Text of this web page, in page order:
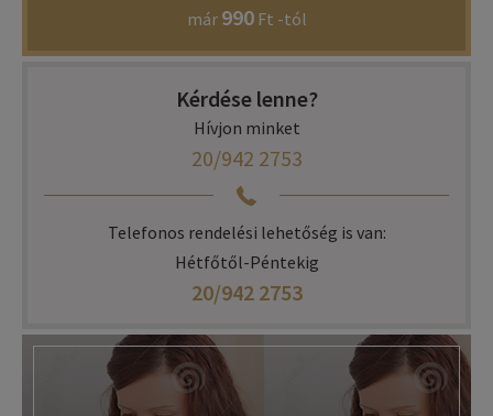
már 990Ft -tól
Kérdése lenne?
Hívjon minket
20/942 2753
Telefonos rendelési lehetőség is van:
Hétfőtől-Péntekig
20/942 2753